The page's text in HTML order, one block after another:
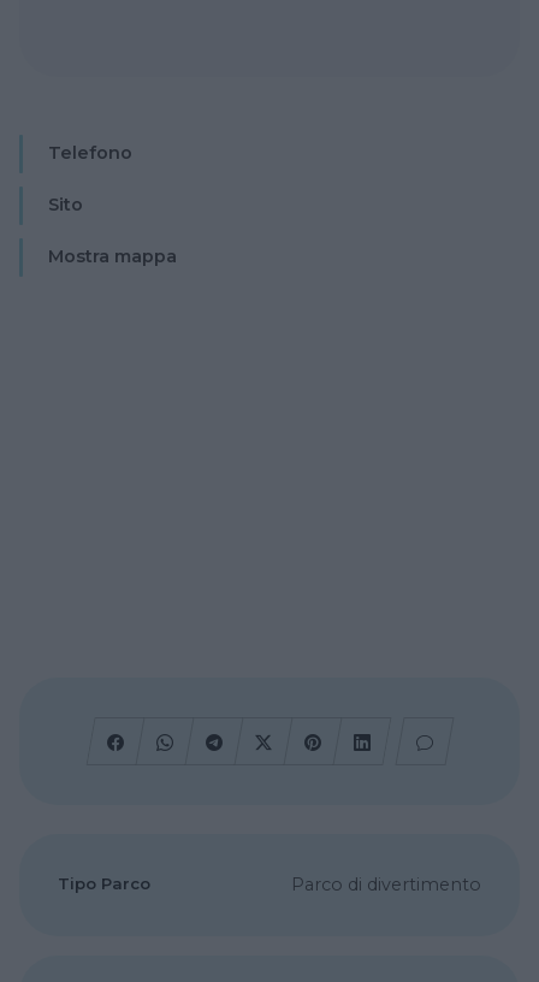
Telefono
Sito
Mostra mappa
Tipo Parco Parco di divertimento